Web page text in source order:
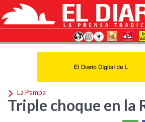
La Pampa
Triple choque en la